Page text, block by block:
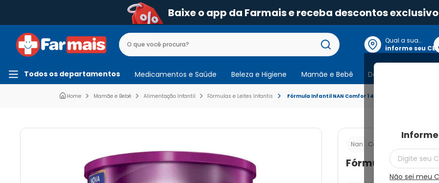
Baixe o app da Farmais e receba descontos
Qual a sua
localização?
informe seu CEP
Não sei meu
Todos os departamentos Medicamentos e Saúde Beleza e Higiene Mamãe e Bebê Dermocosmeticos
Mamãe e Bebê Alimentação Infantil Fórmulas e Leites Infantis Fórmula Infantil NAN Comfor 1 400g
Nan Cod.:
Fórmula Infantil